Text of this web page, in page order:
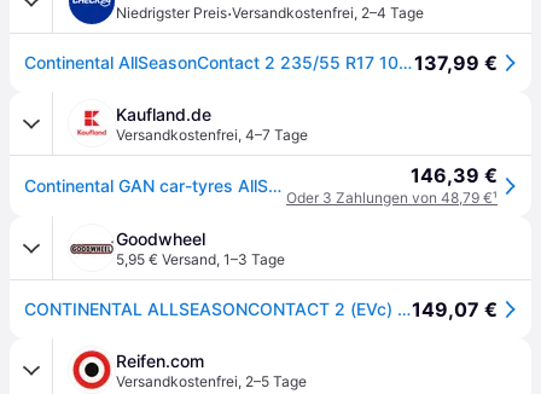
Niedrigster Preis·Versandkostenfrei, 2–4 Tage
Continental AllSeasonContact 2 235/55 R17 103 V, Ganzjahresreifen137,99 €
Kaufland.de
Versandkostenfrei, 4–7 Tage
Continental GAN car-tyres AllSeasonContact™ 2 ( 235/55 R17 103V XL EVc ) 146,39 €
Oder 3 Zahlungen von 48,79 €¹
Goodwheel
5,95 € Versand, 1–3 Tage
CONTINENTAL ALLSEASONCONTACT 2 (EVc) 235/55R17 103V (EVc) XL BSW149,07 €
Reifen.com
Versandkostenfrei, 2–5 Tage